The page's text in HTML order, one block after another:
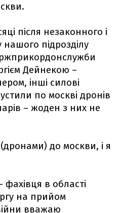
після незаконного і
підрозділу
Дейнекою –
інші силові
по москві дронів
– жоден з них не
до москви, і я
в області
на прийом
вважаю